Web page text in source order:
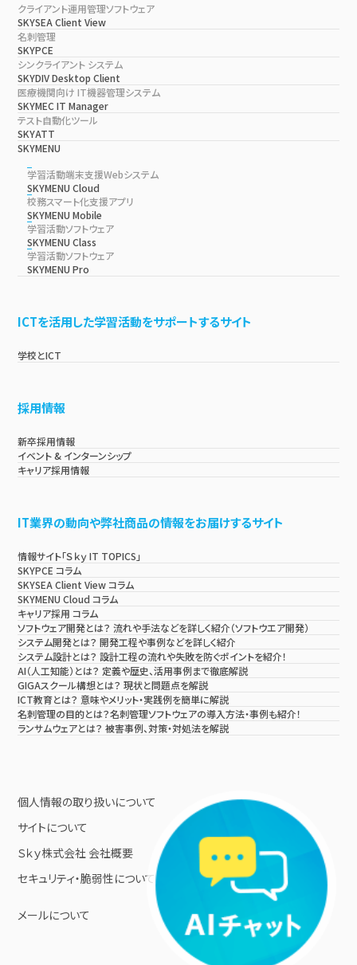
クライアント運用管理ソフトウェア
SKYSEA Client View
名刺管理
SKYPCE
シンクライアント システム
SKYDIV Desktop Client
医療機関向け IT機器管理システム
SKYMEC IT Manager
テスト自動化ツール
SKYATT
SKYMENU
学習活動端末支援Webシステム
SKYMENU Cloud
校務スマート化支援アプリ
SKYMENU Mobile
学習活動ソフトウェア
SKYMENU Class
学習活動ソフトウェア
SKYMENU Pro
ICTを活用した学習活動をサポートするサイト
学校とICT
採用情報
新卒採用情報
イベント & インターンシップ
キャリア採用情報
IT業界の動向や弊社商品の情報をお届けするサイト
情報サイト「Ｓｋｙ IT TOPICS」
SKYPCE コラム
SKYSEA Client View コラム
SKYMENU Cloud コラム
キャリア採用 コラム
ソフトウェア開発とは？ 流れや手法などを詳しく紹介（ソフトウエア開発）
システム開発とは？ 開発工程や事例などを詳しく紹介
システム設計とは？ 設計工程の流れや失敗を防ぐポイントを紹介！
AI（人工知能）とは？ 定義や歴史、活用事例まで徹底解説
GIGAスクール構想とは？ 現状と問題点を解説
ICT教育とは？ 意味やメリット・実践例を簡単に解説
名刺管理の目的とは？名刺管理ソフトウェアの導入方法・事例も紹介！
ランサムウェアとは？ 被害事例、対策・対処法を解説
個人情報の取り扱いについて
サイトについて
Ｓｋｙ株式会社 会社概要
セキュリティ・脆弱性について
メールについて